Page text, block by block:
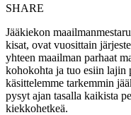
SHARE
Jääkiekon
kisat, ovat vuosittain
yhteen maailman parhaat
kohokohta ja tuo esiin lajin
käsittelemme tarkemmin
pysyt ajan tasalla kaikista
kiekkohetkeä.